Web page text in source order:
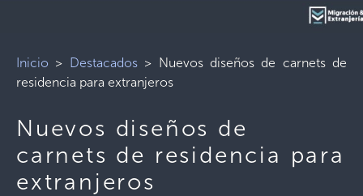
Inicio > Destacados> Nuevos diseños de carnets de
residencia para extranjeros
Nuevos diseños de
carnets de residencia para
extranjeros